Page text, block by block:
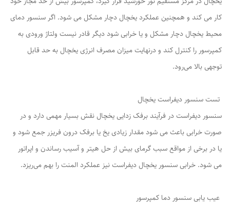
کار می کند و همچنین عملکرد یخچال دچار مشکل می شود. اگر سنسور دمای
محیط یخچال دچار مشکل و یا خرابی شود دیگر قادر نیست ولتاژ ورودی به
کمپرسور را کنترل کند و درنهایت میزان مصرف انرژی یخچال به حد قابل
توجهی بالا می‌رود.
تست سنسور دیفراست یخچال
سنسور دیفراست در فرآیند برفک زدایی یخچال نقش بسیار مهمی دارد و در
صورت خرابی باعث می شود مقدار زیادی یخ یا برفک درون فریزر جمع شود و
یا در برخی از مواقع سبب گرمای بیش از حل هیتر و آسیب رساندن و اپراتور
می شود. خرابی سنسور یخچال دیفراست نیز عملکرد المنت را بهم می‌ریزد.
عیب یابی سنسور دما کمپرسور